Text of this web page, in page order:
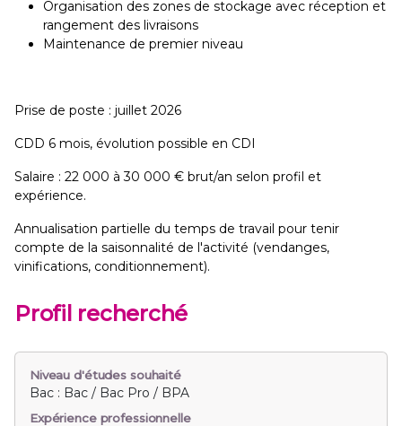
Organisation des zones de stockage avec réception et
rangement des livraisons
Maintenance de premier niveau
Prise de poste : juillet 2026
CDD 6 mois, évolution possible en CDI
Salaire : 22 000 à 30 000 € brut/an selon profil et
expérience.
Annualisation partielle du temps de travail pour tenir
compte de la saisonnalité de l'activité (vendanges,
vinifications, conditionnement).
Profil recherché
Niveau d'études souhaité
Bac : Bac / Bac Pro / BPA
Expérience professionnelle